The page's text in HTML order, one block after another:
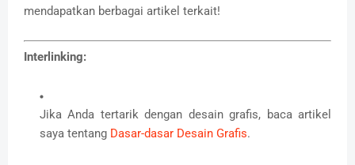
mendapatkan berbagai artikel terkait!
Interlinking:
Jika Anda tertarik dengan desain grafis, baca artikel
saya tentang Dasar-dasar Desain Grafis.